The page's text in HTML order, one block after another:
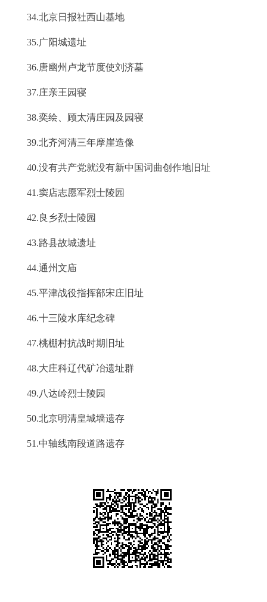
34.北京日报社西山基地
35.广阳城遗址
36.唐幽州卢龙节度使刘济墓
37.庄亲王园寝
38.奕绘、顾太清庄园及园寝
39.北齐河清三年摩崖造像
40.没有共产党就没有新中国词曲创作地旧址
41.窦店志愿军烈士陵园
42.良乡烈士陵园
43.路县故城遗址
44.通州文庙
45.平津战役指挥部宋庄旧址
46.十三陵水库纪念碑
47.桃棚村抗战时期旧址
48.大庄科辽代矿冶遗址群
49.八达岭烈士陵园
50.北京明清皇城墙遗存
51.中轴线南段道路遗存